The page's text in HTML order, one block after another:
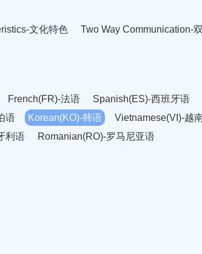
文化特色 Two Way Communication-
French(FR)-法语
Spanish(ES)-西班牙语
语 Korean(KO)-韩语
Vietnamese(VI)-越
利语
Romanian(RO)-罗马尼亚语